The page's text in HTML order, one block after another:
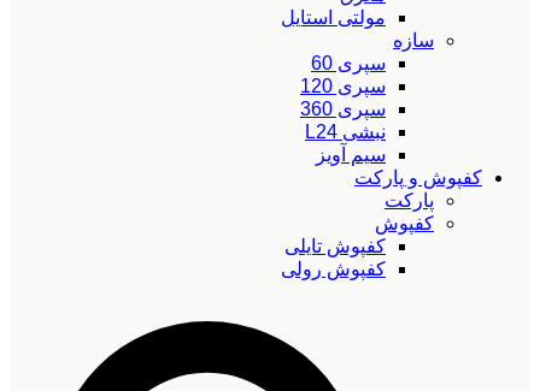
مولتی استایل
سازه
سپری 60
سپری 120
سپری 360
نبشی L24
سیم آویز
کفپوش و پارکت
پارکت
کفپوش
کفپوش تایلی
کفپوش رولی